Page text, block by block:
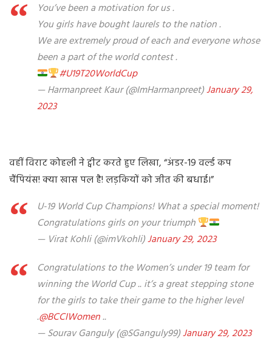
You’ve been a motivation for us .
You girls have bought laurels to the nation .
We are extremely proud of each and everyone whose
been a part of the world contest .
#U19T20WorldCup
— Harmanpreet Kaur (@ImHarmanpreet)January 29,
2023
वहीं विराट कोहली ने ट्वीट करते हुए लिखा, “अंडर-19 वर्ल्ड कप
चैंपियंस! क्या खास पल है! लड़कियों को जीत की बधाई।”
U-19 World Cup Champions! What a special moment!
Congratulations girls on your triumph
— Virat Kohli (@imVkohli)January 29, 2023
Congratulations to the Women’s under 19 team for
winning the World Cup .. it’s a great stepping stone
for the girls to take their game to the higher level
.@BCCIWomen..
— Sourav Ganguly (@SGanguly99)January 29, 2023